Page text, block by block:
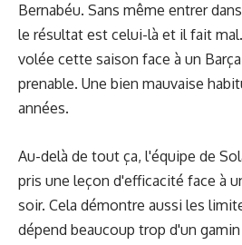
Bernabéu. Sans même entrer
le résultat est celui-là et il fait
volée cette saison face à un
prenable. Une bien mauvaise
années.
Au-delà de tout ça, l'équipe de
pris une leçon d'efficacité face à
soir. Cela démontre aussi les
dépend beaucoup trop d'un